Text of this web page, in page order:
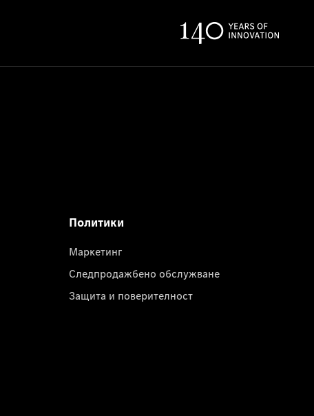
Политики
Маркетинг
Следпродажбено обслужване
Защита и поверителност